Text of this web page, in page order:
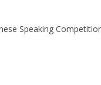
Speaking